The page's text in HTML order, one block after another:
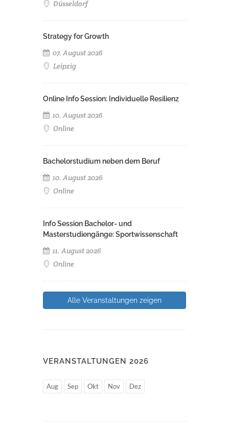
Düsseldorf
Strategy for Growth
07. August 2026
Leipzig
Online Info Session: Individuelle Resilienz
10. August 2026
Online
Bachelorstudium neben dem Beruf
10. August 2026
Online
Info Session Bachelor- und
Masterstudiengänge: Sportwissenschaft
11. August 2026
Online
Alle Veranstaltungen zeigen
VERANSTALTUNGEN 2026
Aug Sep Okt Nov Dez